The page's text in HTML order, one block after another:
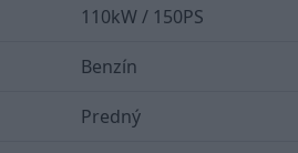
110kW / 150PS
Benzín
Predný